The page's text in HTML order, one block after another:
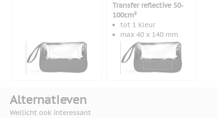
Transfer reflective 50-
100cm²
tot 1 kleur
max 40 x 140 mm
Alternatieven
Wellicht ook interessant